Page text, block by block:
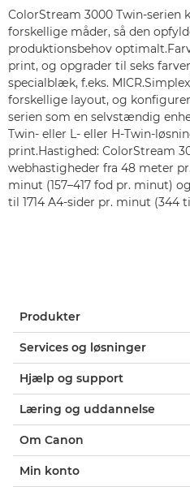
ColorStream 3000 Twin-serien
forskellige måder, så den
produktionsbehov
print, og opgrader til seks
specialblæk, f.eks.
forskellige layout, og
serien som en selvstændig
Twin- eller L- eller H-Twin-
print.Hastighed: ColorStream
webhastigheder fra 48 meter
minut (157–417 fod pr. minut)
til 1714 A4-sider pr. minut (344
Produkter
Services og løsninger
Hjælp og support
Læring og uddannelse
Om Canon
Min konto